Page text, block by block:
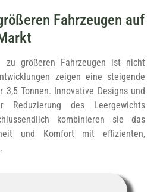
Fahrzeugen auf
zu größeren Fahrzeugen ist nicht
zeigen eine steigende
3,5 Tonnen. Innovative Designs und
Reduzierung des Leergewichts
kombinieren sie das
und Komfort mit effizienten,